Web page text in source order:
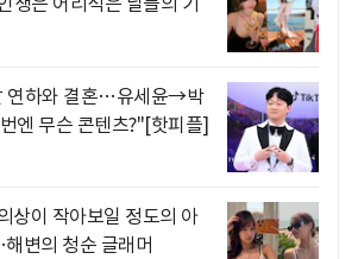
연하와 결혼…유세윤→박
엔 무슨 콘텐츠?"[핫피플]
상이 작아보일 정도의 아
변의 청순 글래머